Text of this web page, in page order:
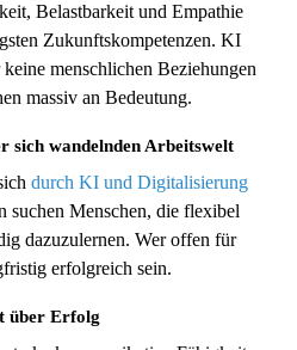
Belastbarkeit und Empathie
Zukunftskompetenzen. KI
menschlichen Beziehungen
massiv an Bedeutung.
sich wandelnden Arbeitswelt
durch KI und Digitalisierung
suchen Menschen, die flexibel
dazuzulernen. Wer offen für
erfolgreich sein.
über Erfolg